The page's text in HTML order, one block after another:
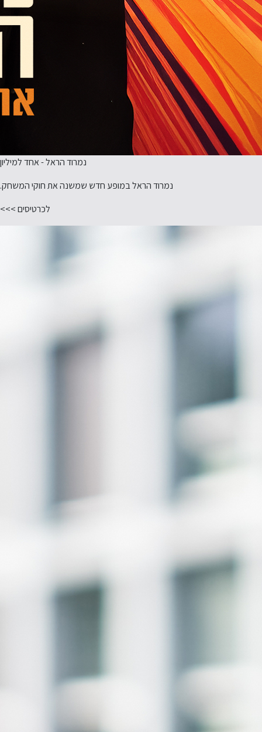
נמרוד הראל - אחד למיליון
נמרוד הראל במופע חדש שמשנה את חוקי המשחק.
לכרטיסים >>>